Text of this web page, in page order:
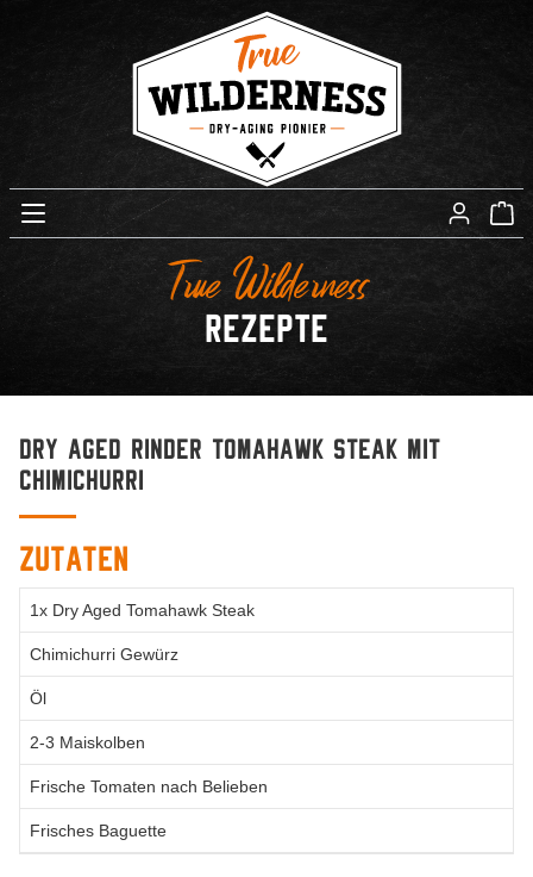
True Wilderness
Rezepte
Dry Aged rinder Tomahawk Steak mit
Chimichurri
Zutaten
1x Dry Aged Tomahawk Steak
Chimichurri Gewürz
Öl
2-3 Maiskolben
Frische Tomaten nach Belieben
Frisches Baguette